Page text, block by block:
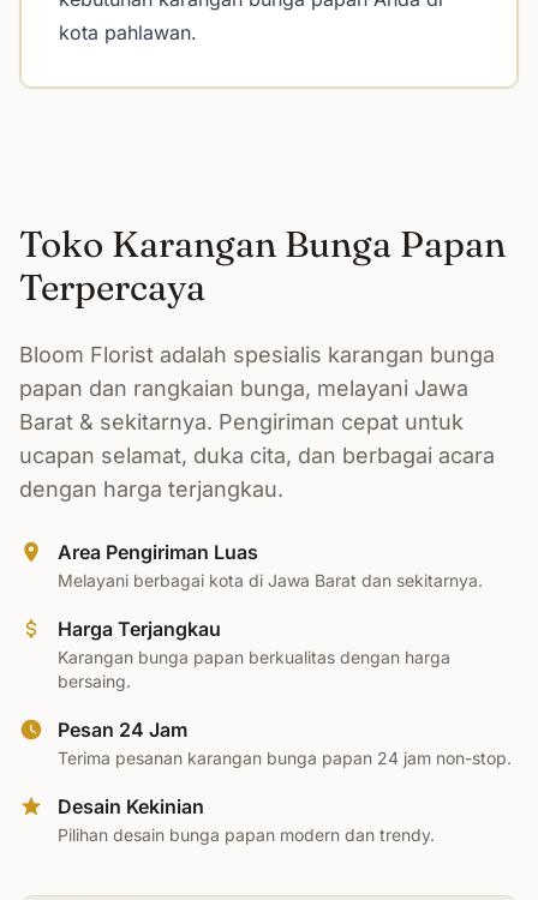
kota pahlawan.
Toko Karangan Bunga Papan
Terpercaya
Bloom Florist adalah spesialis karangan bunga
papan dan rangkaian bunga, melayani Jawa
Barat & sekitarnya. Pengiriman cepat untuk
ucapan selamat, duka cita, dan berbagai acara
dengan harga terjangkau.
Area Pengiriman Luas
Melayani berbagai kota di Jawa Barat dan sekitarnya.
Harga Terjangkau
Karangan bunga papan berkualitas dengan harga
bersaing.
Pesan 24 Jam
Terima pesanan karangan bunga papan 24 jam non-stop.
Desain Kekinian
Pilihan desain bunga papan modern dan trendy.